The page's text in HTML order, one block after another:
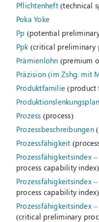
Pflichtenheft(technical
Poka Yoke
Pp (potential
Ppk(critical preliminary
Prämienlohn (premium
Präzision (im Zshg. mit
Produktfamilie (product
Prozess (process)
Prozessbeschreibungen
Prozessfähigkeit
Prozessfähigkeitsindex
process capability index)
Prozessfähigkeitsindex
process capability index)
Prozessfähigkeitsindex
(critical preliminary